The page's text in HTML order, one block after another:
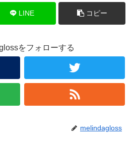
LINE コピー
をフォローする
melindagloss